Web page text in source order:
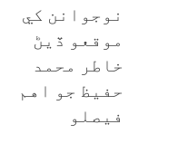
نوجوانن کي
موقعو ڏيڻ
خاطر محمد
حفيظ جو اهم
فيصلو